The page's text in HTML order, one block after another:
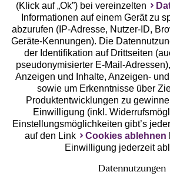
Geprüfte Sicherheit
Unsere Apps
(Klick auf „Ok”) bei vereinzelten
Informationen auf einem Gerät zu
abzurufen (IP-Adresse, Nutzer-ID,
Geräte-Kennungen). Die
der Identifikation auf Drittseiten
pseudonymisierter E-Mail-
Anzeigen und Inhalte, Anzeigen-
sowie um Erkenntnisse über
Produktentwicklungen zu
Einwilligung (inkl.
Einstellungsmöglichkeiten gibt’s
auf den Link
Cookies ablehnen
Einwilligung jederzeit
Datennutzungen